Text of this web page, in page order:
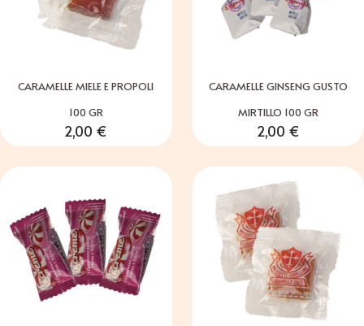
CARAMELLE MIELE E PROPOLI
100 GR
2,00 €
CARAMELLE GINSENG GUSTO
MIRTILLO 100 GR
2,00 €